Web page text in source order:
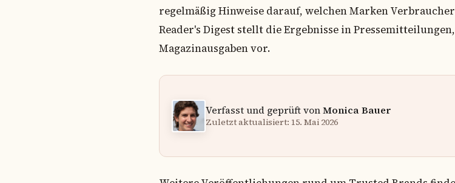
regelmäßig Hinweise darauf, welchen Marken
Reader's Digest stellt die Ergebnisse in
Magazinausgaben vor.
Verfasst und geprüft vonMonica Bauer
Zuletzt aktualisiert: 15. Mai 2026